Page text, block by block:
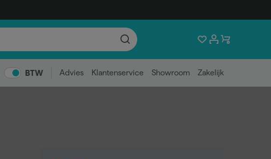
BTW Advies Klantenservice Showroom Zakelijk